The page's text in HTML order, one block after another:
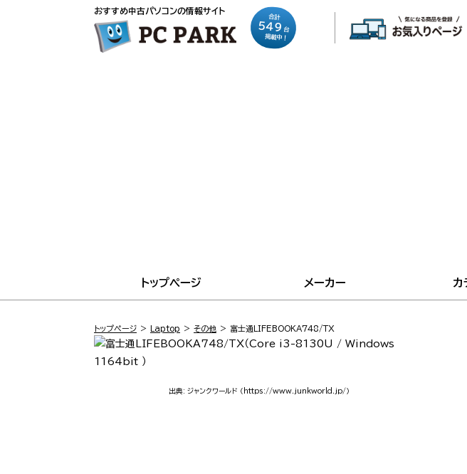
おすすめ中古パソコンの情報サイト
合計
549 台
掲載中！
トップページ メーカー カ
トップページ Laptop その他 富士通LIFEBOOKA748/TX
出典: ジャンクワールド （https://www.junkworld.jp/）